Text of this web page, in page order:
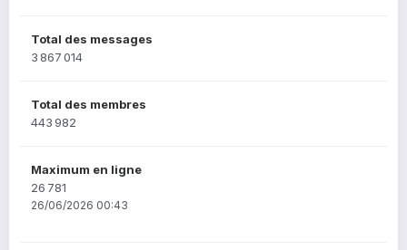
Total des messages
3 867 014
Total des membres
443 982
Maximum en ligne
26 781
26/06/2026 00:43